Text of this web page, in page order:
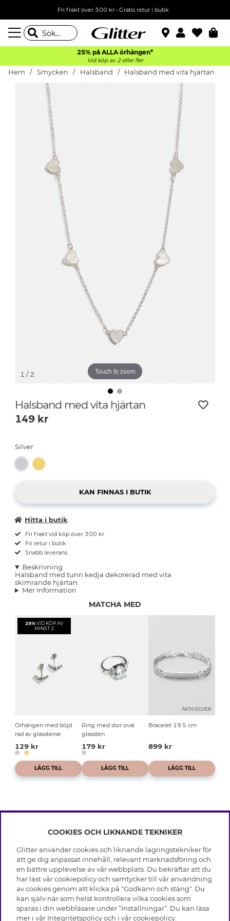
Fri frakt över 300 kr• Gratis retur i butik
25% på ALLA örhängen*
Vid köp av 2 eller fler
Hem Smycken Halsband Halsband med vita hjärtan
Touch to zoom
1 / 2
Halsband med vita hjärtan
149 kr
Silver
Hitta i butik
Fri frakt vid köp över 300 kr
Fri retur i butik
Snabb leverans
Beskrivning
Halsband med tunn kedja dekorerad med vita
skimrande hjärtan.
Mer Information
MATCHA MED
25% VID KÖP AV
MINST 2
Örhängen med böjd
rad av glasstenar
129 kr
LÄGG TILL
Ring med stor oval
glassten
179 kr
LÄGG TILL
ÄKTA SILVER
Bracelet 19.5 cm
899 kr
LÄGG TILL
INFO
Leverans
Villkor
Integritetspolicy
Cookies
Medlemsvillkor
Jobba hos Glitter
OM GLITTER
Black Friday
Våra butiker
Varumärken
Företagshistoria
HJÄLP
Vanliga frågor
COOKIES OCH LIKNANDE TEKNIKER
Glitter använder cookies och liknande lagringstekniker för
att ge dig anpassat innehåll, relevant marknadsföring och
en bättre upplevelse av vår webbplats. Du bekräftar att du
har läst vår cookiepolicy och samtycker till vår användning
av cookies genom att klicka på "Godkänn och stäng". Du
kan själv när som helst kontrollera vilka cookies som
sparas i din webbläsare under ”Inställningar”. Du kan läsa
mer i vår Integritetspolicyoch i vårcookiepolicy